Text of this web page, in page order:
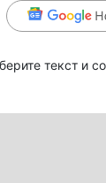
текст и